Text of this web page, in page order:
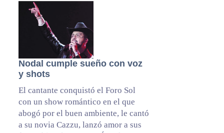
Nodal cumple sueño con voz
y shots
El cantante conquistó el Foro Sol
con un show romántico en el que
abogó por el buen ambiente, le cantó
a su novia Cazzu, lanzó amor a sus